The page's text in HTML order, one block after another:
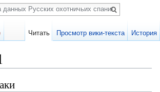
Читать Просмотр вики-текста История